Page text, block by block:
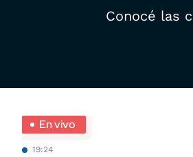
Conocé las
En vivo
19:24